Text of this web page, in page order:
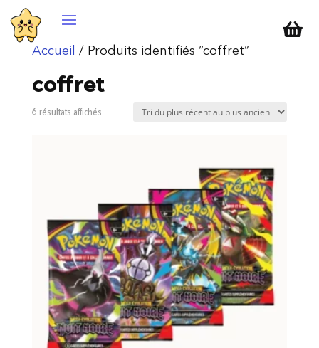

Accueil / Produits identifiés “coffret”
coffret
6 résultats affichésTrié
plus
ancien